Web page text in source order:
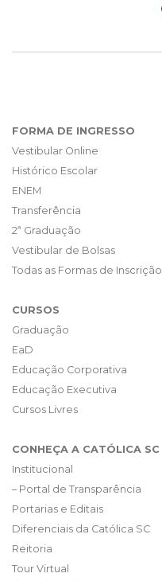
FORMA DE INGRESSO
Vestibular Online
Histórico Escolar
ENEM
Transferência
2ª Graduação
Vestibular de Bolsas
Todas as Formas de Inscrição
CURSOS
Graduação
EaD
Educação Corporativa
Educação Executiva
Cursos Livres
CONHEÇA A CATÓLICA SC
Institucional
– Portal de Transparência
Portarias e Editais
Diferenciais da Católica SC
Reitoria
Tour Virtual